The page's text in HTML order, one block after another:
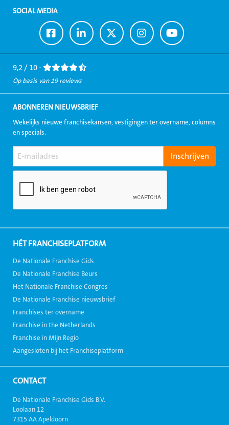
SOCIAL MEDIA
Ga
naar
Facebook
Ga
naar
LinkedIn
Ga
naar
Twitter
Ga
naar
Instagram
Ga
naar
Youtube
9,2 / 10 -
Op basis van 19 reviews
ABONNEREN NIEUWSBRIEF
Wekelijks nieuwe franchisekansen, vestigingen ter overname, columns
en specials.
HÉT FRANCHISEPLATFORM
De Nationale Franchise Gids
De Nationale Franchise Beurs
Het Nationale Franchise Congres
De Nationale Franchise nieuwsbrief
Franchises ter overname
Franchise in the Netherlands
Franchise in Mijn Regio
Aangesloten bij het Franchiseplatform
CONTACT
De Nationale Franchise Gids B.V.
Loolaan 12
7315 AA Apeldoorn